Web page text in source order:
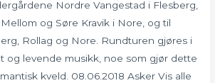
Nordre Vangestad i Flesberg,
og Søre Kravik i Nore, og til
Rollag og Nore. Rundturen gjøres i
og levende musikk, noe som gjør dette
kveld. 08.06.2018 Asker Vis alle